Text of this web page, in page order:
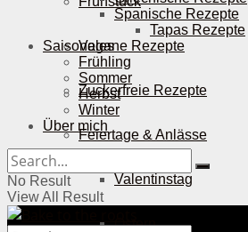
Vegane Rezepte
Zuckerfreie Rezepte
Feiertage & Anlässe
Valentinstag
Ostern
Spanische Rezepte
Tapas Rezepte
Saisonales
Frühling
Sommer
Herbst
Winter
Über mich
No Result
View All Result